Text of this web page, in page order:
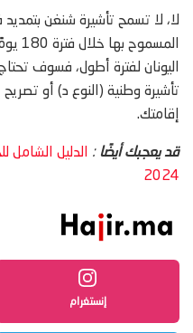
اليونان لفترة أطول، فسوف
تأشيرة وطنية (النوع د) أو
إقامتك.
قد يعجبك أيضًا : الدليل الشامل
2024
إنستغرام